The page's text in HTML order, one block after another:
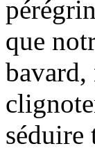
que
bavard,
séduire